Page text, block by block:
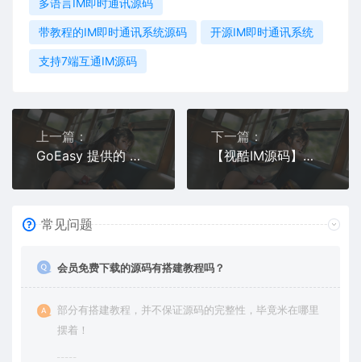
多语言IM即时通讯源码
带教程的IM即时通讯系统源码 开源IM即时通讯系统
支持7端互通IM源码
上一篇：
GoEasy 提供的 websocket 通讯服务实现的小程序即时通讯源码v1.1 支持一对一
下一篇：
【视酷IM源码】完整即时通讯系统+视频教程下载 | 开发即时聊天APP必备
常见问题
会员免费下载的源码有搭建教程吗？
部分有搭建教程，并不保证源码的完整性，毕竟米在哪里
摆着！